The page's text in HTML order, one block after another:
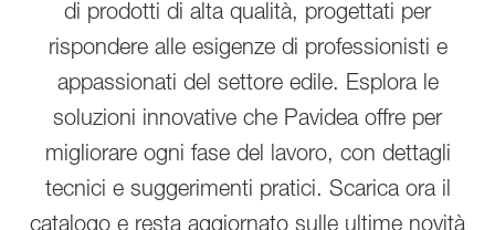
di prodotti di alta qualità, progettati per
rispondere alle esigenze di professionisti e
appassionati del settore edile. Esplora le
soluzioni innovative che Pavidea offre per
migliorare ogni fase del lavoro, con dettagli
tecnici e suggerimenti pratici. Scarica ora il
catalogo e resta aggiornato sulle ultime novità